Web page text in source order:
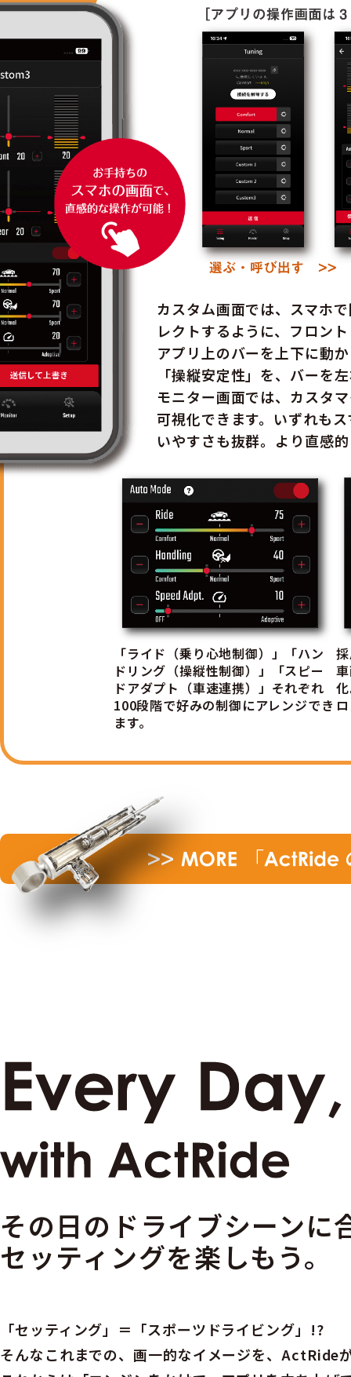
カスタム画面では、スマホ
レクトするように、フロン
アプリ上のバーを上下に動
「操縦安定性」を、バーを
モニター画面では、カスタ
可視化できます。いずれも
いやすさも抜群。より直感
「ライド（乗り心地制御）」「ハン
ドリング（操縦性制御）」「スピー
ドアダプト（車速連携）」それぞれ
100段階で好みの制御にアレンジでき
ます。
その日のドライブシーンに
セッティングを楽しもう。
「セッティング」＝「スポーツドライビング」!?
そんなこれまでの、画一的なイメージを、ActRide